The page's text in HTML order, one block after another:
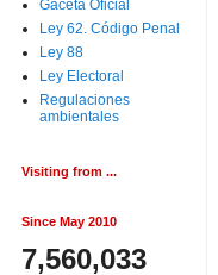
Gaceta Oficial
Ley 62. Código Penal
Ley 88
Ley Electoral
Regulaciones
ambientales
Visiting from ...
Since May 2010
7,560,033